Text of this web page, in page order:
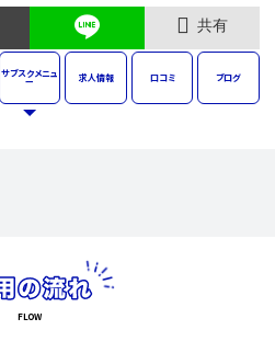
共有
サブスクメニュ
ー 求人情報 口コミ ブログ